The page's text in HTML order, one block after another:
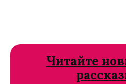
Читайте